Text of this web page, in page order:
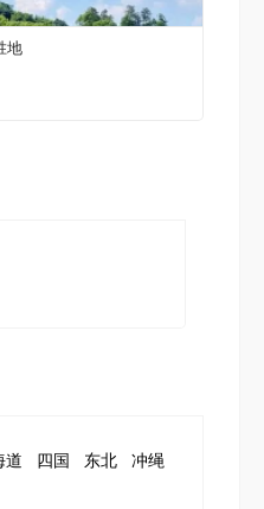
地
道 四国 东北
冲绳